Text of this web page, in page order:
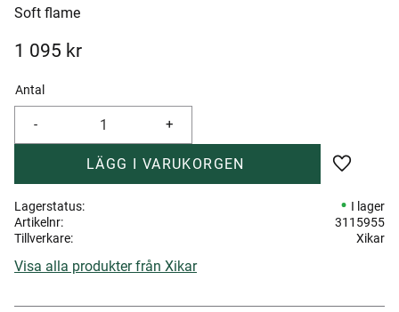
Soft flame
1 095 kr
Antal
+
-
Lägg till
Lagerstatus
I lager
Artikelnr
3115955
Tillverkare
Xikar
Visa alla produkter från Xikar